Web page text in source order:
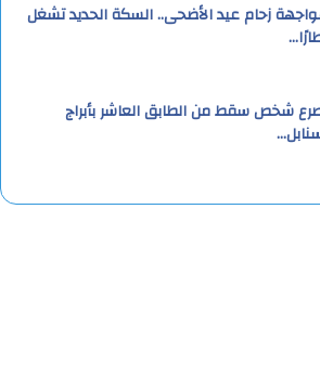
زحام عيد الأضحى.. السكة الحديد تشغل
شخص سقط من الطابق العاشر بأبراج